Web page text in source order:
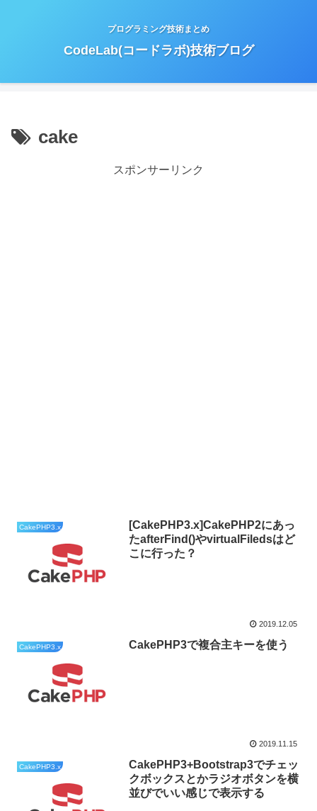
プログラミング技術まとめ
CodeLab(コードラボ)技術ブログ
cake
スポンサーリンク
CakePHP3.x
[CakePHP3.x]CakePHP2にあっ
たafterFind()やvirtualFiledsはど
こに行った？
2019.12.05
CakePHP3.x CakePHP3で複合主キーを使う
2019.11.15
CakePHP3.x
CakePHP3+Bootstrap3でチェッ
クボックスとかラジオボタンを横
並びでいい感じで表示する